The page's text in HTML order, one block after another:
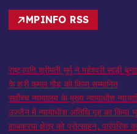
MPINFO RSS
राष्ट्रपति श्रीमती मुर्मु ने महेश्वरी साड़ी
के श्री कमल गौड़ को किया सम्मानित
सर्वोच्च न्यायालय के मुख्‍य न्‍यायाधीश
उज्जैन में न्यायाधीश अतिथि गृह का किया
हाथकरघा क्षेत्र को प्रोत्साहन,